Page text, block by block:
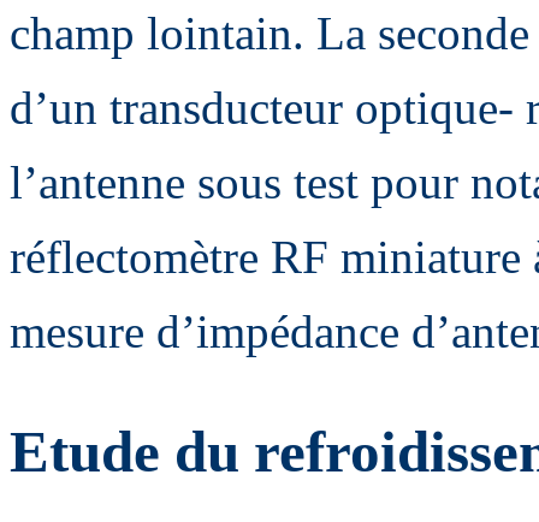
champ lointain. La
d’un transducteur optique-
l’antenne sous test pour
réflectomètre RF
mesure d’impédance
Etude du